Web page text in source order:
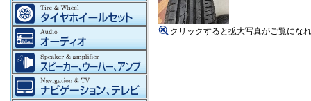
クリックすると拡大写真がご覧にな